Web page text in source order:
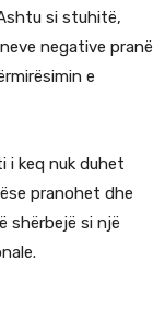
si stuhitë,
negative pranë
e
i keq nuk duhet
pranohet dhe
shërbejë si një